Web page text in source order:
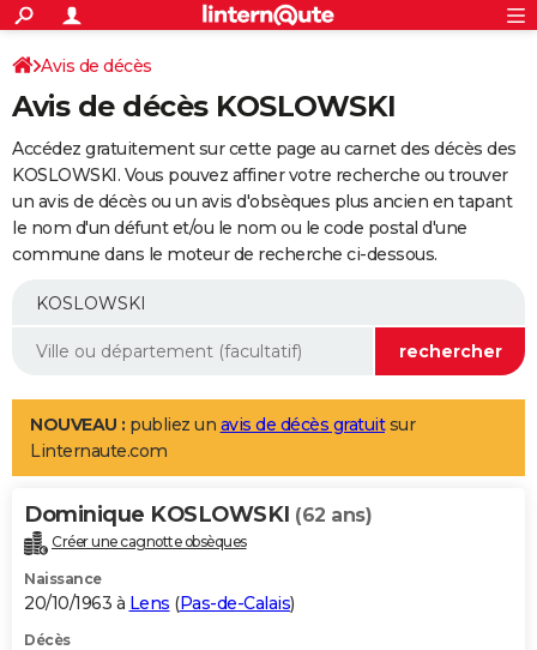
ACTUALITÉS
Politique
Société
Faits Divers
Education
Monde
Villes
+
SPORT
Coupe du monde 2026
Football
Tennis
Cyclisme
Rugby
Forum
Programme TV
TNT
Streaming
Cinéma
Sorties cinéma
Musique
+
FINANCE
Impôts
Immobilier
Risques naturels par ville
Banque
Assurance
Crédit
AUTO
Essais
Réserver un essai
Citadines
Berlines
SUV
Forum auto
+
Mobiles
Meilleur smartphone
Internet
Ordinateurs
Jeux vidéo
Guide high-tech
Aménagement intérieur
LIFESTYLE
Art de vivre
Bien-être
Loisirs
Mode
Modes de vie
Alimentation
Guide de la santé
Maladies
Médicaments
Sommeil
VOYAGE
Destinations
City break
Voyage nature
Voyage de noces
Forum
Climat
+PHOTO
GUIDES D'ACHAT
Avis de décès
Avis de décès KOSLOWSKI
Accédez gratuitement sur cette page au carnet des décès des
KOSLOWSKI. Vous pouvez affiner votre recherche ou trouver
un avis de décès ou un avis d'obsèques plus ancien en tapant
le nom d'un défunt et/ou le nom ou le code postal d'une
commune dans le moteur de recherche ci-dessous.
NOUVEAU : publiez un avis de décès gratuitsur
Linternaute.com
Dominique KOSLOWSKI (62 ans)
Créer une cagnotte obsèques
Naissance
20/10/1963 à Lens (Pas-de-Calais)
Décès